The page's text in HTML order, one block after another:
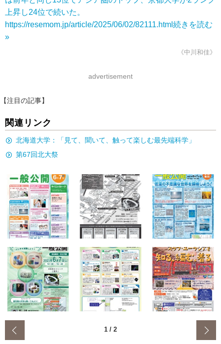
上昇し24位で続いた。
https://resemom.jp/article/2025/06/02/82111.html 続きを読む
»
《中川和佳》
advertisement
【注目の記事】
関連リンク
北海道大学：「見て、聞いて、触って楽しむ最先端科学」
第67回北大祭
1 / 2